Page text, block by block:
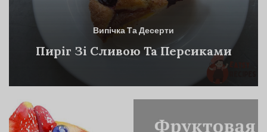
Випічка Та Десерти
Пиріг Зі Сливою Та Персиками